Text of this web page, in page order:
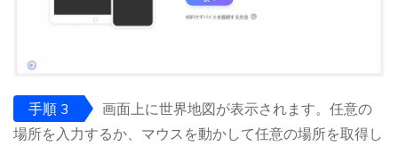
手順 3
画面上に世界地図が表示されます。任意の
場所を入力するか、マウスを動かして任意の場所を取得し